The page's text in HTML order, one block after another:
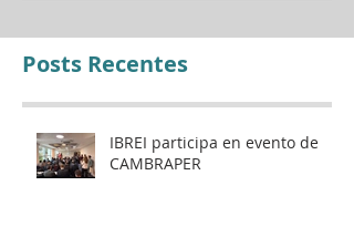
en la Ronda de Negocios
– Panamá 2026
Posts Recentes
IBREI participa en evento de
CAMBRAPER